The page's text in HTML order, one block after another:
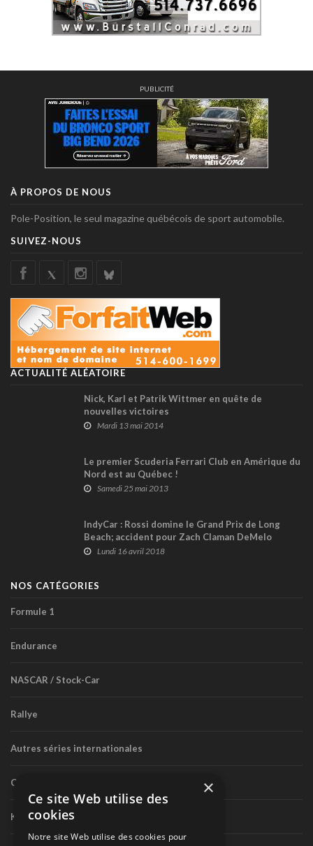
PUBLICITÉ
À PROPOS DE NOUS
Pole-Position, le seul magazine québécois de sport automobile.
SUIVEZ-NOUS
ACTUALITÉ ALÉATOIRE
Nick, Karl et Patrik Wittmer en quête de
nouvelles victoires
Mardi 13 mai 2014
Le premier Scuderia Ferrari Club en Amérique du
Nord est au Québec !
Samedi 25 mai 2013
IndyCar : Rossi domine le Grand Prix de Long
Beach; accident pour Zach Claman DeMelo
Lundi 16 avril 2018
NOS CATÉGORIES
Formule 1
Endurance
NASCAR / Stock-Car
Rallye
Autres séries internationales
Circuit routier canadien
Karting
×
Ce site Web utilise des
cookies
Notre site Web utilise des cookies pour